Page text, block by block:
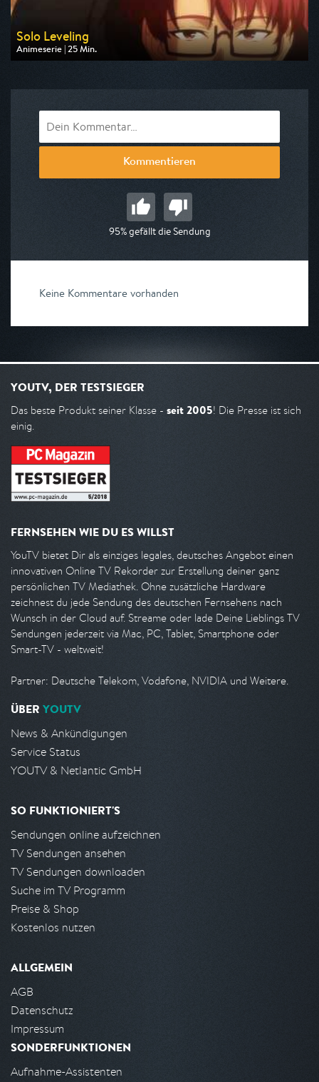
Solo Leveling
Animeserie | 25 Min.
Ausgestrahlt von Pro 7 Maxx
Kommentieren
95% gefällt die Sendung
Keine Kommentare vorhanden
YOUTV, DER TESTSIEGER
Das beste Produkt seiner Klasse - seit 2005! Die Presse ist sich
einig.
FERNSEHEN WIE DU ES WILLST
YouTV bietet Dir als einziges legales, deutsches Angebot einen
innovativen Online TV Rekorder zur Erstellung deiner ganz
persönlichen TV Mediathek. Ohne zusätzliche Hardware
zeichnest du jede Sendung des deutschen Fernsehens nach
Wunsch in der Cloud auf. Streame oder lade Deine Lieblings TV
Sendungen jederzeit via Mac, PC, Tablet, Smartphone oder
Smart-TV - weltweit!
Partner: Deutsche Telekom, Vodafone, NVIDIA und Weitere.
ÜBER YOUTV
News & Ankündigungen
Service Status
YOUTV & Netlantic GmbH
SO FUNKTIONIERT'S
Sendungen online aufzeichnen
TV Sendungen ansehen
TV Sendungen downloaden
Suche im TV Programm
Preise & Shop
Kostenlos nutzen
ALLGEMEIN
AGB
Datenschutz
Impressum
SONDERFUNKTIONEN
Aufnahme-Assistenten